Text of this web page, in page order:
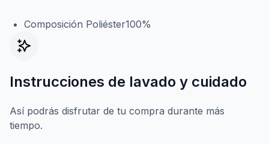
Composición Poliéster100%
Instrucciones de lavado y cuidado
Así podrás disfrutar de tu compra durante más
tiempo.